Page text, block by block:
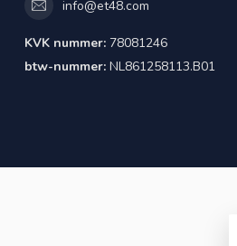
info@et48.com
KVK nummer: 78081246
btw-nummer: NL861258113.B01